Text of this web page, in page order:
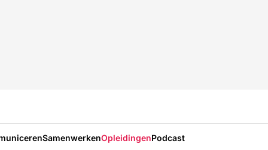
SamenwerkenOpleidingenPodcast